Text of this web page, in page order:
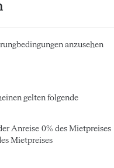
anzusehen
gelten folgende
Anreise 0% des Mietpreises
Mietpreises